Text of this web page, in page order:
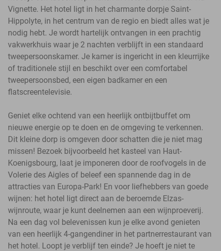
Vignette. Het hotel ligt in het charmante dorpje Saint-
Hippolyte, in het centrum van de regio en biedt alles wat je
nodig hebt. Je wordt hartelijk ontvangen in een prachtig
vakwerkhuis waar je 2 nachten verblijft in een standaard
tweepersoonskamer. Je kamer is ingericht in een kleurrijke
of traditionele stijl en beschikt over een comfortabel
tweepersoonsbed, een eigen badkamer en een
flatscreentelevisie.
Geniet elke ochtend van een heerlijk ontbijtbuffet om
nieuwe energie op te doen en de omgeving te verkennen.
Dit kleine dorp is omgeven door schatten die je niet mag
missen! Bezoek bijvoorbeeld het kasteel van Haut-
Koenigsbourg, laat je imponeren door de roofvogels in de
Volerie des Aigles of beleef een spannende dag in de
attracties van Europa-Park! En voor liefhebbers van goede
wijnen: het hotel ligt direct aan de beroemde Elzas-
wijnroute, waar je kunt deelnemen aan een wijnproeverij.
Na een dag vol belevenissen kun je elke avond genieten
van een heerlijk 4-gangendiner in het partnerrestaurant van
het hotel. Loopt je verblijf ten einde? Je hoeft je niet te